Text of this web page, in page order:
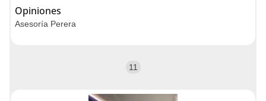
Opiniones
Asesoría Perera
11